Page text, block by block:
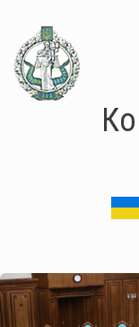
основного
матеріалу